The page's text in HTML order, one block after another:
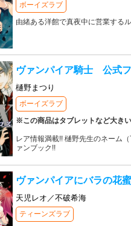
ボーイズラブ
由緒ある洋館で真夜中に営業する
ヴァンパイア騎士 公式
樋野まつり
ボーイズラブ
※この商品はタブレットなど大き
レア情報満載!! 樋野先生のネーム
ァンブック!!
ヴァンパイアにバラの花
天児レオ／不破希海
ティーンズラブ